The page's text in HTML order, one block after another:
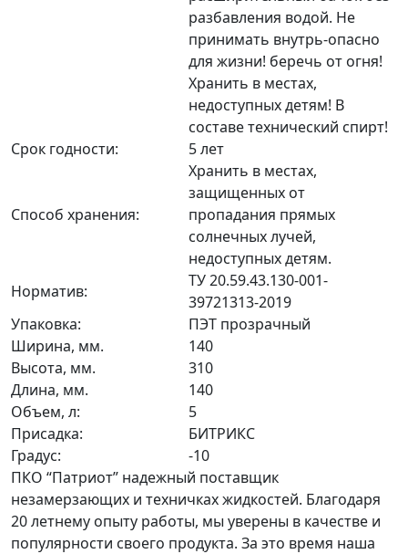
разбавления водой. Не
принимать внутрь-опасно
для жизни! беречь от огня!
Хранить в местах,
недоступных детям! В
составе технический спирт!
Срок годности:
5 лет
Способ хранения:
Хранить в местах,
защищенных от
пропадания прямых
солнечных лучей,
недоступных детям.
Норматив:
ТУ 20.59.43.130-001-
39721313-2019
Упаковка:
ПЭТ прозрачный
Ширина, мм.
140
Высота, мм.
310
Длина, мм.
140
Объем, л:
5
Присадка:
БИТРИКС
Градус:
-10
ПКО “Патриот” надежный поставщик
незамерзающих и техничках жидкостей. Благодаря
20 летнему опыту работы, мы уверены в качестве и
популярности своего продукта. За это время наша